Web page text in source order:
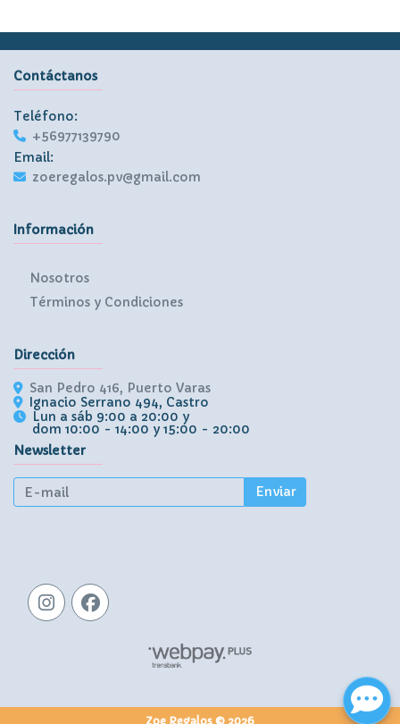
Contáctanos
Teléfono:
+56977139790
Email:
zoeregalos.pv@gmail.com
Información
Nosotros
Términos y Condiciones
Dirección
San Pedro 416, Puerto Varas
Ignacio Serrano 494, Castro
Lun a sáb 9:00 a 20:00 y
dom 10:00 - 14:00 y 15:00 - 20:00
Newsletter
Enviar
Zoe Regalos © 2026